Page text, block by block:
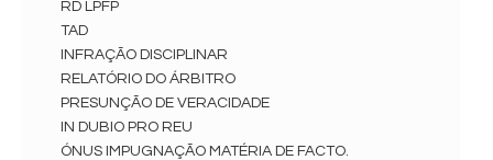
RD LPFP
TAD
INFRAÇÃO DISCIPLINAR
RELATÓRIO DO ÁRBITRO
PRESUNÇÃO DE VERACIDADE
IN DUBIO PRO REU
ÓNUS IMPUGNAÇÃO MATÉRIA DE FACTO.